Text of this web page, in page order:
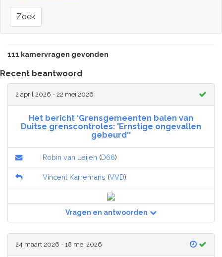
Zoek
111 kamervragen gevonden
Recent beantwoord
2 april 2026 - 22 mei 2026
Het bericht ‘Grensgemeenten balen van
Duitse grenscontroles: 'Ernstige ongevallen
gebeurd''
Robin van Leijen (D66)
Vincent Karremans (VVD)
Vragen en antwoorden
24 maart 2026 - 18 mei 2026